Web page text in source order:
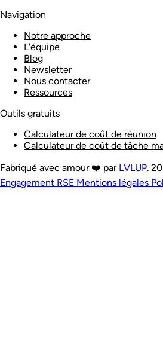
Navigation
Notre approche
L'équipe
Blog
Newsletter
Nous contacter
Ressources
Outils gratuits
Calculateur de coût de réunion
Calculateur de coût de tâche
Fabriqué avec amour ❤️ par LVLUP.
Engagement RSE Mentions légales